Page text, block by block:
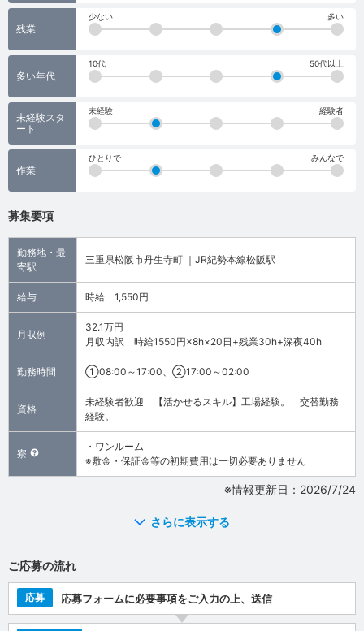
残業
少ない 多い
多い年代
10代 50代以上
未経験スタ
ート
未経験 経験者
作業
ひとりで みんなで
募集要項
勤務地・最
寄駅
三重県松阪市丹生寺町 ｜JR紀勢本線松阪駅
給与 時給 1,550円
月収例
32.1万円
月収内訳 時給1550円×8h×20日+残業30h+深夜40h
勤務時間 ①08:00～17:00、②17:00～02:00
資格
未経験者歓迎 【活かせるスキル】工場経験。 交替勤務
経験。
寮
・ワンルーム
※敷金・保証金等の初期費用は一切必要ありません
※情報更新日：2026/7/24
さらに表示する
ご応募の流れ
応募 応募フォームに必要事項をご入力の上、送信